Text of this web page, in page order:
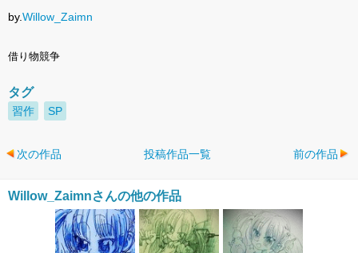
by.Willow_Zaimn
借り物競争
タグ
習作 SP
次の作品 投稿作品一覧 前の作品
Willow_Zaimnさんの他の作品